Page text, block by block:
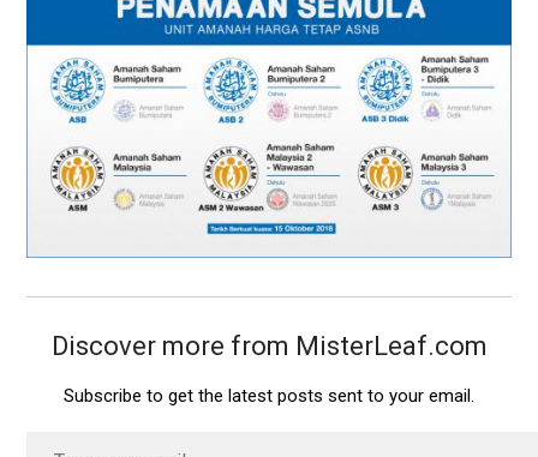
Discover more from MisterLeaf.com
Subscribe to get the latest posts sent to your email.